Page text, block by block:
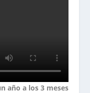
año a los 3 meses